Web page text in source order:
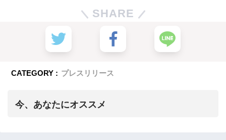
SHARE
CATEGORY : プレスリリース
今、あなたにオススメ